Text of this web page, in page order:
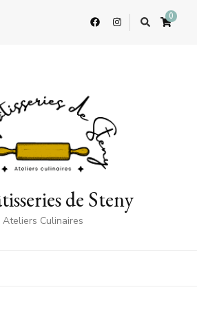
0
de Steny
Ateliers Culinaires